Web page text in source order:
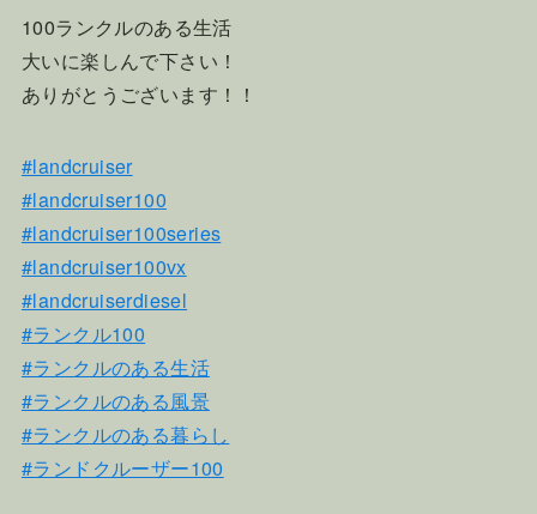
100ランクルのある生活
大いに楽しんで下さい！
ありがとうございます！！
#landcruiser
#landcruiser100
#landcruiser100series
#landcruiser100vx
#landcruiserdiesel
#ランクル100
#ランクルのある生活
#ランクルのある風景
#ランクルのある暮らし
#ランドクルーザー100